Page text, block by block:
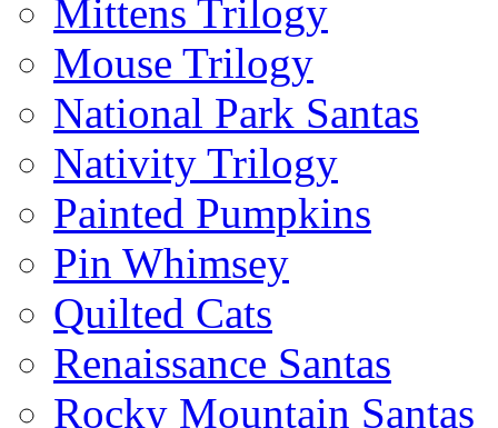
Mittens Trilogy
Mouse Trilogy
National Park Santas
Nativity Trilogy
Painted Pumpkins
Pin Whimsey
Quilted Cats
Renaissance Santas
Rocky Mountain Santas